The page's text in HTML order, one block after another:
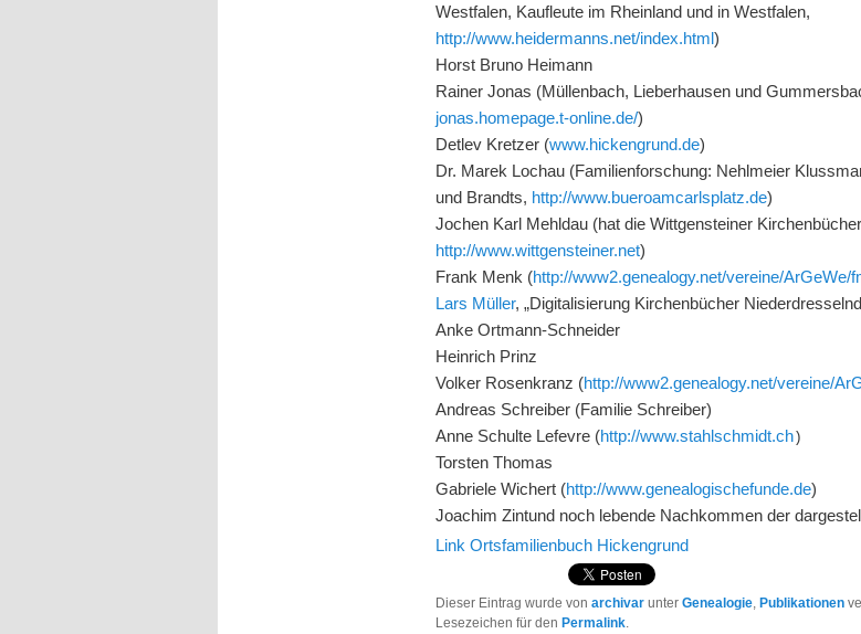
Westfalen, Kaufleute im Rheinland und in Westfalen,
http://www.heidermanns.net/index.html)
Horst Bruno Heimann
Rainer Jonas (Müllenbach, Lieberhausen und
jonas.homepage.t-online.de/)
Detlev Kretzer (www.hickengrund.de)
Dr. Marek Lochau (Familienforschung: Nehlmeier
und Brandts, http://www.bueroamcarlsplatz.de)
Jochen Karl Mehldau (hat die Wittgensteiner
http://www.wittgensteiner.net)
Frank Menk (http://www2.genealogy.net/vereine/ArGeWe/
Lars Müller, „Digitalisierung Kirchenbücher
Anke Ortmann-Schneider
Heinrich Prinz
Volker Rosenkranz (http://www2.genealogy.net/vereine/
Andreas Schreiber (Familie Schreiber)
Anne Schulte Lefevre (http://www.stahlschmidt.ch )
Torsten Thomas
Gabriele Wichert (http://www.genealogischefunde.de)
Joachim Zintund noch lebende Nachkommen der
Link Ortsfamilienbuch Hickengrund
Dieser Eintrag wurde vonarchivar unterGenealogie, Publikationen
Lesezeichen für den Permalink.